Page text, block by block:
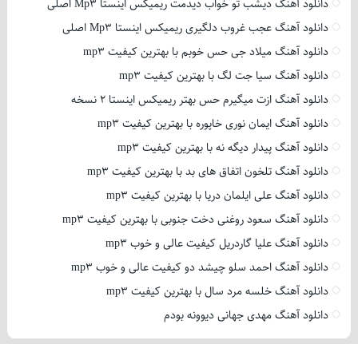
دانلود آهنگ دیشب تو خواب دیدمت ریمیکس اینستا Mp3 اصلی
دانلود آهنگ عجب غروب دلگیری ریمیکس اینستا Mp3 اصلی
دانلود آهنگ میلاد جی حس خوبم با بهترین کیفیت mp3
دانلود آهنگ سیا جت لگ با بهترین کیفیت mp3
دانلود آهنگ ازت میگیرم حس بهتر ریمیکس اینستا 2 نسخه
دانلود آهنگ ایمان نوری خاپوره با بهترین کیفیت mp3
دانلود آهنگ پیدار دیگه نه با بهترین کیفیت mp3
دانلود آهنگ تلخون اتفاق های بد با بهترین کیفیت mp3
دانلود آهنگ علی ایلمان دریا با بهترین کیفیت mp3
دانلود آهنگ سعود روغنی دخت جنوبی با بهترین کیفیت mp3
دانلود آهنگ علیا گاردریل کیفیت عالی و خوب mp3
دانلود آهنگ احمد سلو چیشد دو کیفیت عالی و خوب mp3
دانلود آهنگ خلسه مرد سال با بهترین کیفیت mp3
دانلود آهنگ مهدی جهانی دیوونه بودم